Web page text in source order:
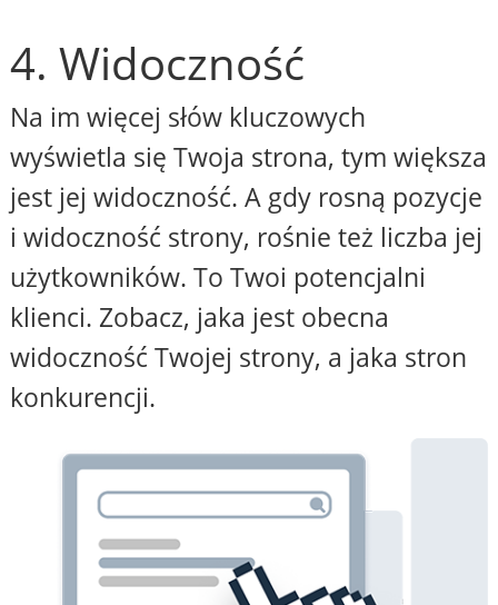
4. Widoczność
Na im więcej słów kluczowych
wyświetla się Twoja strona, tym większa
jest jej widoczność. A gdy rosną pozycje
i widoczność strony, rośnie też liczba jej
użytkowników. To Twoi potencjalni
klienci. Zobacz, jaka jest obecna
widoczność Twojej strony, a jaka stron
konkurencji.